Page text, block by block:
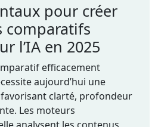
pour créer
comparatifs
l’IA en 2025
efficacement
aujourd’hui une
clarté, profondeur
Les moteurs